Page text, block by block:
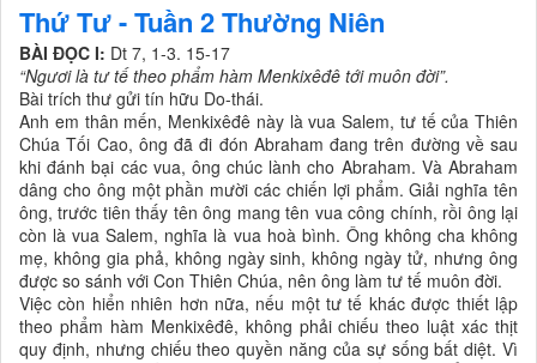
Thứ Tư - Tuần 2 Thường Niên
BÀI ĐỌC I: Dt 7, 1-3. 15-17
“Ngươi là tư tế theo phẩm hàm Menkixêđê tới muôn đời”.
Bài trích thư gửi tín hữu Do-thái.
Anh em thân mến, Menkixêđê này là vua Salem, tư tế của Thiên
Chúa Tối Cao, ông đã đi đón Abraham đang trên đường về sau
khi đánh bại các vua, ông chúc lành cho Abraham. Và Abraham
dâng cho ông một phần mười các chiến lợi phẩm. Giải nghĩa tên
ông, trước tiên thấy tên ông mang tên vua công chính, rồi ông lại
còn là vua Salem, nghĩa là vua hoà bình. Ông không cha không
mẹ, không gia phả, không ngày sinh, không ngày tử, nhưng ông
được so sánh với Con Thiên Chúa, nên ông làm tư tế muôn đời.
Việc còn hiển nhiên hơn nữa, nếu một tư tế khác được thiết lập
theo phẩm hàm Menkixêđê, không phải chiếu theo luật xác thịt
quy định, nhưng chiếu theo quyền năng của sự sống bất diệt. Vì